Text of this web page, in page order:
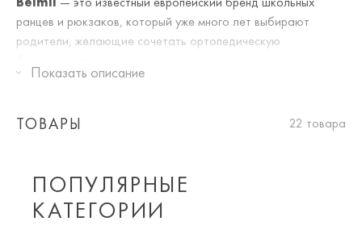
ранцев и рюкзаков, который уже много лет выбирают
родители, желающие сочетать ортопедическую
ИСТОРИЯ И ПРОИЗВОДСТВО
Сербии. Сначала компания шила кожаные ремни и
спортивные сумки, а позже сосредоточилась на создании
анатомически правильных школьных ранцев. Сегодня все
Показать описание
ТОВАРЫ 22 товара
ПОПУЛЯРНЫЕ
КАТЕГОРИИ